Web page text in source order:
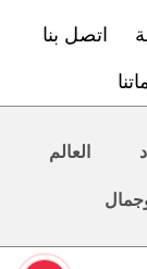
اتصل بنا
العالم